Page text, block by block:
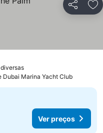
Partilhar
Dubai Marina Yacht Club
Ver preços